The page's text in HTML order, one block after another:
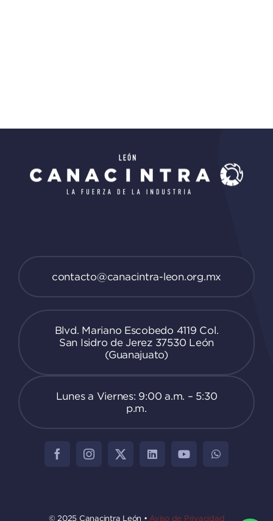
contacto@canacintra-leon.org.mx
Blvd. Mariano Escobedo 4119 Col.
San Isidro de Jerez 37530 León
(Guanajuato)
Lunes a Viernes: 9:00 a.m. – 5:30
p.m.
© 2025 Canacintra León • Aviso de Privacidad